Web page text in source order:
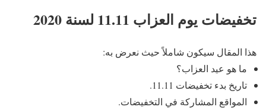
تخفيضات يوم العزاب 11.11 لسنة 2020
هذا المقال سيكون شاملاً حيث نعرض به:
ما هو عيد العزاب؟
تاريخ بدء تخفيضات 11.11.
المواقع المشاركة في التخفيضات.